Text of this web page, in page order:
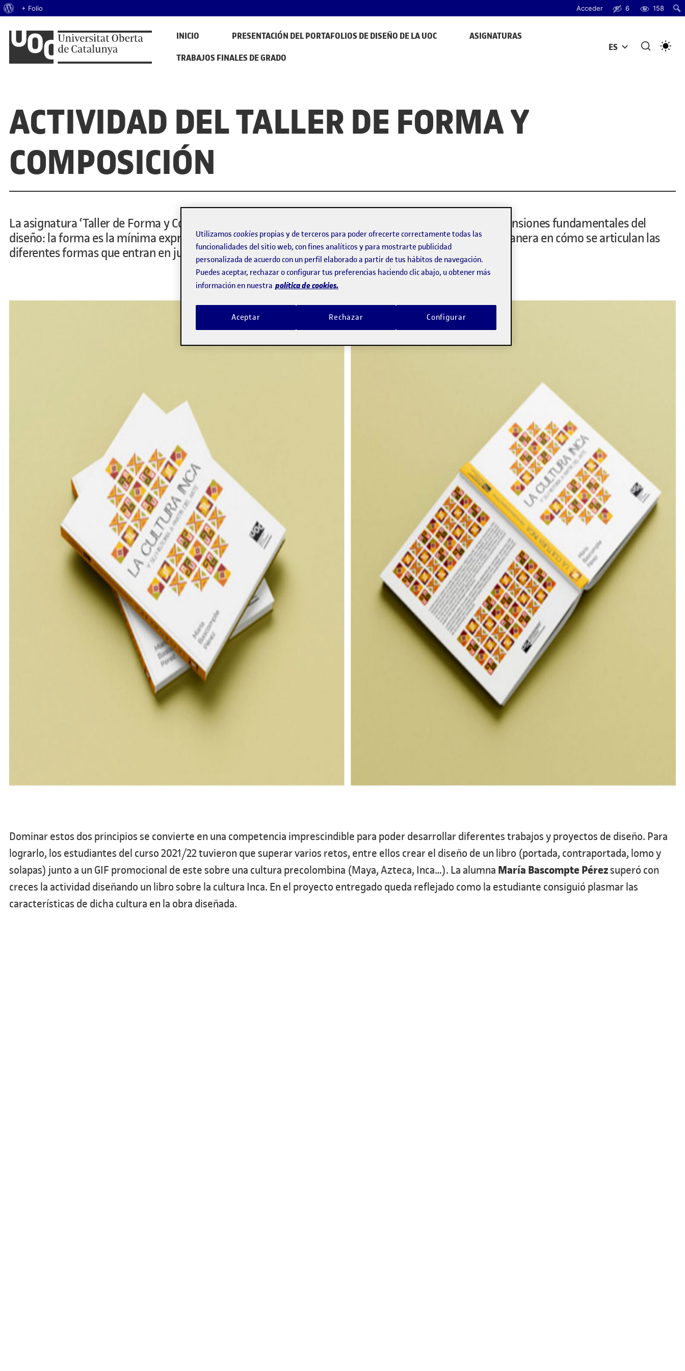
Acerca de WordPress
+ Folio Acceder 6 158
PORTAFOLIS DEL GRAU DE DISSENY I CREACIÓ DIGITALS
Mostra de treballs d'estudiants
INICIO PRESENTACIÓN DEL PORTAFOLIOS DE DISEÑO DE LA UOC
ASIGNATURAS
TRABAJOS FINALES DE GRADO
ES
ABRIR MENÚ
ACTIVIDAD DEL TALLER DE FORMA Y
COMPOSICIÓN
La asignatura ‘Taller de Forma y Composición’ de la UOC imparte una formación práctica en dos dimensiones fundamentales del
diseño: la forma es la mínima expresión de la comunicación visual, y la composición es, a su vez, la manera en cómo se articulan las
diferentes formas que entran en juego.
Dominar estos dos principios se convierte en una competencia imprescindible para poder desarrollar diferentes trabajos y proyectos de diseño. Para
lograrlo, los estudiantes del curso 2021/22 tuvieron que superar varios retos, entre ellos crear el diseño de un libro (portada, contraportada, lomo y
solapas) junto a un GIF promocional de este sobre una cultura precolombina (Maya, Azteca, Inca…). La alumna María Bascompte Pérezsuperó con
creces la actividad diseñando un libro sobre la cultura Inca. En el proyecto entregado queda reflejado como la estudiante consiguió plasmar las
características de dicha cultura en la obra diseñada.
Utilizamos cookies propias y de terceros para poder ofrecerte correctamente todas las
funcionalidades del sitio web, con fines analíticos y para mostrarte publicidad
personalizada de acuerdo con un perfil elaborado a partir de tus hábitos de navegación.
Puedes aceptar, rechazar o configurar tus preferencias haciendo clic abajo, u obtener más
información en nuestra política de cookies.
Rechazar
Aceptar Configurar